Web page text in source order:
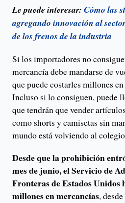
Le puede interesar: Cómo las
agregando innovación al
de los frenos de la industria
Si los importadores no
mercancía debe mandarse de
que puede costarles millones
Incluso si lo consiguen, puede
que tendrán que vender
como shorts y camisetas sin
mundo está volviendo al
Desde que la prohibición
mes de junio, el Servicio de
Fronteras de Estados Unidos
millones en mercancías,